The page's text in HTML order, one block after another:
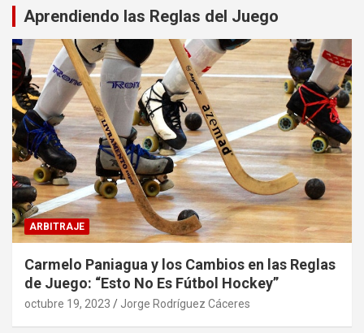
Aprendiendo las Reglas del Juego
ARBITRAJE
Carmelo Paniagua y los Cambios en las Reglas
de Juego: “Esto No Es Fútbol Hockey”
octubre 19, 2023 Jorge Rodríguez Cáceres